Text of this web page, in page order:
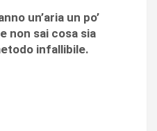
un’aria un po’
non sai cosa sia
infallibile.